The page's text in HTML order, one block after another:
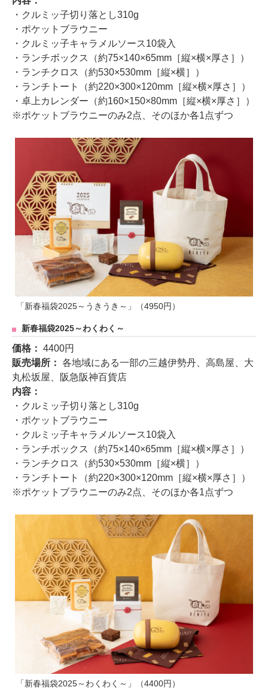
・クルミッ子切り落とし310g
・ポケットブラウニー
・クルミッ子キャラメルソース10袋入
・ランチボックス（約75×140×65mm［縦×横×厚さ］）
・ランチクロス（約530×530mm［縦×横］）
・ランチトート（約220×300×120mm［縦×横×厚さ］）
・卓上カレンダー（約160×150×80mm［縦×横×厚さ］）
※ポケットブラウニーのみ2点、そのほか各1点ずつ
「新春福袋2025～うきうき～」（4950円）
新春福袋2025～わくわく～
価格： 4400円
販売場所： 各地域にある一部の三越伊勢丹、高島屋、大
丸松坂屋、阪急阪神百貨店
内容：
・クルミッ子切り落とし310g
・ポケットブラウニー
・クルミッ子キャラメルソース10袋入
・ランチボックス（約75×140×65mm［縦×横×厚さ］）
・ランチクロス（約530×530mm［縦×横］）
・ランチトート（約220×300×120mm［縦×横×厚さ］）
※ポケットブラウニーのみ2点、そのほか各1点ずつ
「新春福袋2025～わくわく～」（4400円）